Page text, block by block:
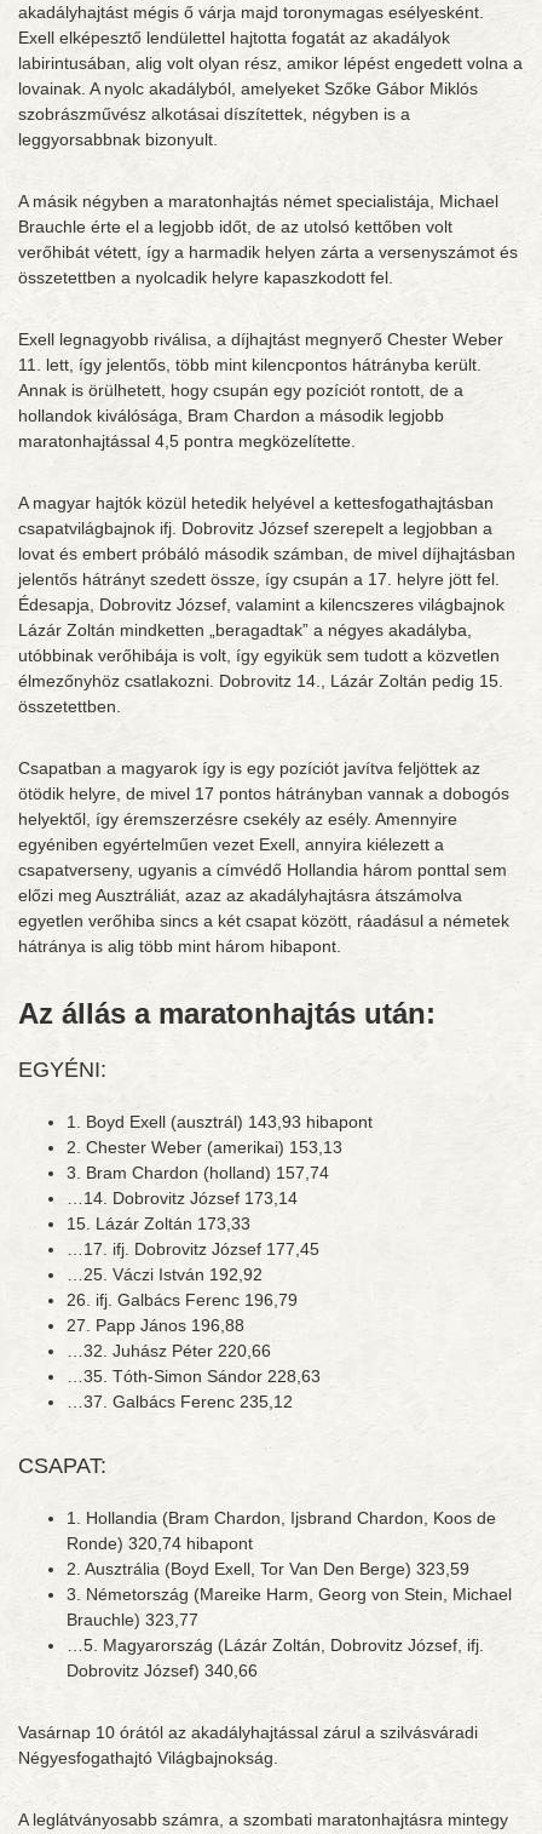
akadályhajtást mégis ő várja majd toronymagas esélyesként.
Exell elképesztő lendülettel hajtotta fogatát az akadályok
labirintusában, alig volt olyan rész, amikor lépést engedett volna a
lovainak. A nyolc akadályból, amelyeket Szőke Gábor Miklós
szobrászművész alkotásai díszítettek, négyben is a
leggyorsabbnak bizonyult.
A másik négyben a maratonhajtás német specialistája, Michael
Brauchle érte el a legjobb időt, de az utolsó kettőben volt
verőhibát vétett, így a harmadik helyen zárta a versenyszámot és
összetettben a nyolcadik helyre kapaszkodott fel.
Exell legnagyobb riválisa, a díjhajtást megnyerő Chester Weber
11. lett, így jelentős, több mint kilencpontos hátrányba került.
Annak is örülhetett, hogy csupán egy pozíciót rontott, de a
hollandok kiválósága, Bram Chardon a második legjobb
maratonhajtással 4,5 pontra megközelítette.
A magyar hajtók közül hetedik helyével a kettesfogathajtásban
csapatvilágbajnok ifj. Dobrovitz József szerepelt a legjobban a
lovat és embert próbáló második számban, de mivel díjhajtásban
jelentős hátrányt szedett össze, így csupán a 17. helyre jött fel.
Édesapja, Dobrovitz József, valamint a kilencszeres világbajnok
Lázár Zoltán mindketten „beragadtak” a négyes akadályba,
utóbbinak verőhibája is volt, így egyikük sem tudott a közvetlen
élmezőnyhöz csatlakozni. Dobrovitz 14., Lázár Zoltán pedig 15.
összetettben.
Csapatban a magyarok így is egy pozíciót javítva feljöttek az
ötödik helyre, de mivel 17 pontos hátrányban vannak a dobogós
helyektől, így éremszerzésre csekély az esély. Amennyire
egyéniben egyértelműen vezet Exell, annyira kiélezett a
csapatverseny, ugyanis a címvédő Hollandia három ponttal sem
előzi meg Ausztráliát, azaz az akadályhajtásra átszámolva
egyetlen verőhiba sincs a két csapat között, ráadásul a németek
hátránya is alig több mint három hibapont.
Az állás a maratonhajtás után:
EGYÉNI:
1. Boyd Exell (ausztrál) 143,93 hibapont
2. Chester Weber (amerikai) 153,13
3. Bram Chardon (holland) 157,74
…14. Dobrovitz József 173,14
15. Lázár Zoltán 173,33
…17. ifj. Dobrovitz József 177,45
…25. Váczi István 192,92
26. ifj. Galbács Ferenc 196,79
27. Papp János 196,88
…32. Juhász Péter 220,66
…35. Tóth-Simon Sándor 228,63
…37. Galbács Ferenc 235,12
CSAPAT:
1. Hollandia (Bram Chardon, Ijsbrand Chardon, Koos de
Ronde) 320,74 hibapont
2. Ausztrália (Boyd Exell, Tor Van Den Berge) 323,59
3. Németország (Mareike Harm, Georg von Stein, Michael
Brauchle) 323,77
…5. Magyarország (Lázár Zoltán, Dobrovitz József, ifj.
Dobrovitz József) 340,66
Vasárnap 10 órától az akadályhajtással zárul a szilvásváradi
Négyesfogathajtó Világbajnokság.
A leglátványosabb számra, a szombati maratonhajtásra mintegy